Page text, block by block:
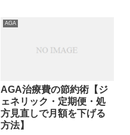
AGA
AGA治療費の節約術【ジ
ェネリック・定期便・処
方見直しで月額を下げる
方法】